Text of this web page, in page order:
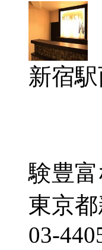
新宿
験豊
東京
03-